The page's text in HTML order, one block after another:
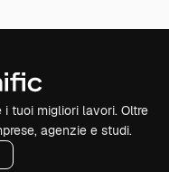
tuoi migliori lavori. Oltre
agenzie e studi.